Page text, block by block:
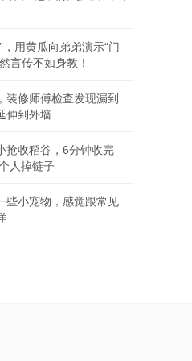
，用黄瓜向弟弟演示“门
言传不如身教！
装修师傅检查发现漏到
伸到外墙
抢收稻谷，6分钟收完
人掉链子
些小宠物，感觉跟常见